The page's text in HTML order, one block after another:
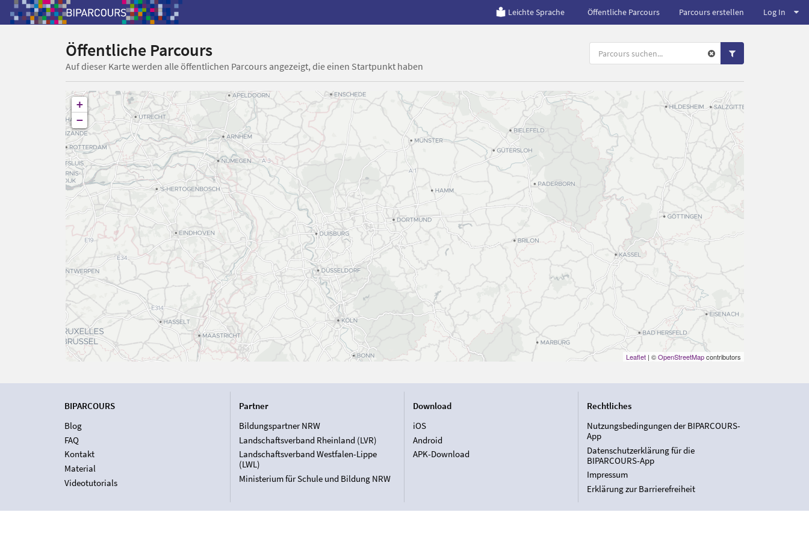
Leichte Sprache Öffentliche Parcours Parcours erstellen Log In
Öffentliche Parcours
Auf dieser Karte werden alle öffentlichen Parcours angezeigt, die einen Startpunkt haben
+
−
Leaflet| ©OpenStreetMapcontributors
BIPARCOURS
Blog
FAQ
Kontakt
Material
Videotutorials
Partner
Bildungspartner NRW
Landschaftsverband Rheinland (LVR)
Landschaftsverband Westfalen-Lippe
(LWL)
Ministerium für Schule und Bildung NRW
Download
iOS
Android
APK-Download
Rechtliches
Nutzungsbedingungen der BIPARCOURS-
App
Datenschutzerklärung für die
BIPARCOURS-App
Impressum
Erklärung zur Barrierefreiheit